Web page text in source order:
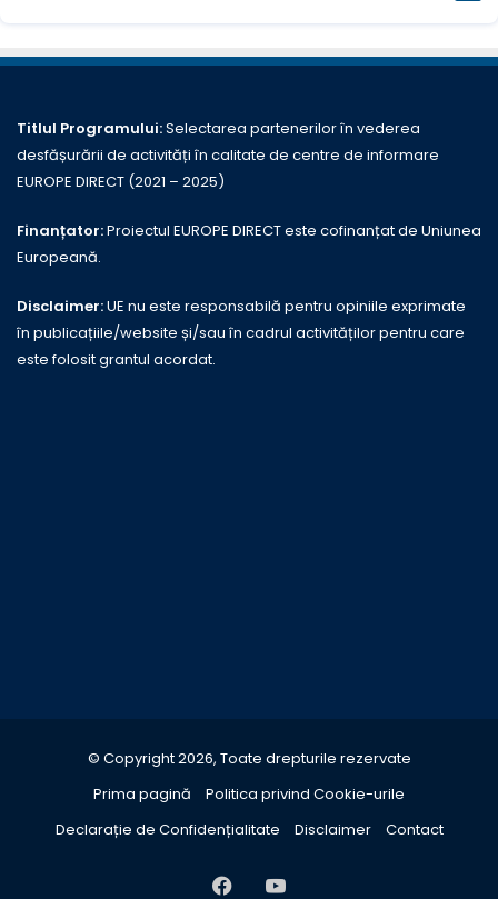
Titlul Programului:Selectarea partenerilor în vederea
desfășurării de activități în calitate de centre de informare
EUROPE DIRECT (2021 – 2025)
Finanțator:Proiectul EUROPE DIRECT este cofinanțat de Uniunea
Europeană.
Disclaimer:UE nu este responsabilă pentru opiniile exprimate
în publicațiile/website și/sau în cadrul activităților pentru care
este folosit grantul acordat.
© Copyright 2026, Toate drepturile rezervate
Prima pagină
Politica privind Cookie-urile
Declarație de Confidențialitate
Disclaimer Contact
FacebookYouTube